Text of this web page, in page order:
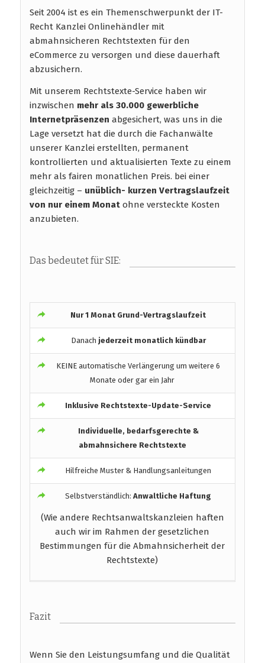
Seit 2004 ist es ein Themenschwerpunkt der IT-
Recht Kanzlei Onlinehändler mit
abmahnsicheren Rechtstexten für den
eCommerce zu versorgen und diese dauerhaft
abzusichern.
Mit unserem Rechtstexte-Service haben wir
inzwischen mehr als 30.000 gewerbliche
Internetpräsenzen abgesichert, was uns in die
Lage versetzt hat die durch die Fachanwälte
unserer Kanzlei erstellten, permanent
kontrollierten und aktualisierten Texte zu einem
mehr als fairen monatlichen Preis. bei einer
gleichzeitig – unüblich- kurzen Vertragslaufzeit
von nur einem Monat ohne versteckte Kosten
anzubieten.
Das bedeutet für SIE:
Nur 1 Monat Grund-Vertragslaufzeit
Danach jederzeit monatlich kündbar
KEINE automatische Verlängerung um weitere 6
Monate oder gar ein Jahr
Inklusive Rechtstexte-Update-Service
Individuelle, bedarfsgerechte &
abmahnsichere Rechtstexte
Hilfreiche Muster & Handlungsanleitungen
Selbstverständlich:Anwaltliche Haftung
(Wie andere Rechtsanwaltskanzleien haften
auch wir im Rahmen der gesetzlichen
Bestimmungen für die Abmahnsicherheit der
Rechtstexte)
Fazit
Wenn Sie den Leistungsumfang und die Qualität